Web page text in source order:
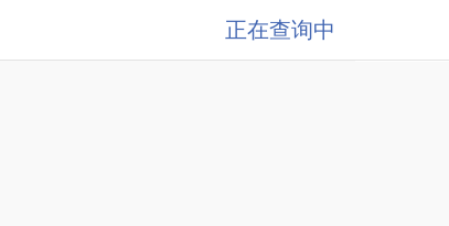
正在查询中